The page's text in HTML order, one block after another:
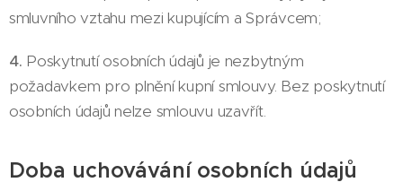
smluvního vztahu mezi kupujícím a Správcem;
4. Poskytnutí osobních údajů je nezbytným
požadavkem pro plnění kupní smlouvy. Bez poskytnutí
osobních údajů nelze smlouvu uzavřít.
Doba uchovávání osobních údajů